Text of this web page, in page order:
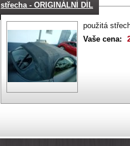
střecha - ORIGINÁLNÍ DÍL
použitá
Vaše cena: